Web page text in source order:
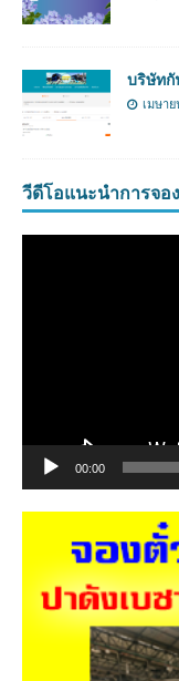
บริษัทกั
เมษาย
วีดีโอแนะนำการจอ
00:00